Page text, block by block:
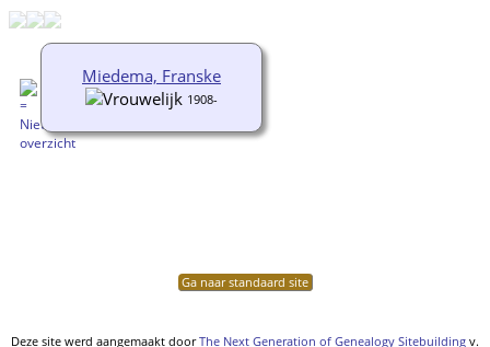
Miedema, Franske
1908-
Ga naar standaard site
Deze site werd aangemaakt doorThe Next Generation of Genealogy Sitebuilding v.